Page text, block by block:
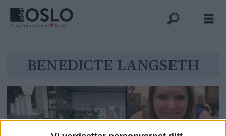
Tag:
benedicte
langseth
BENEDICTE LANGSETH